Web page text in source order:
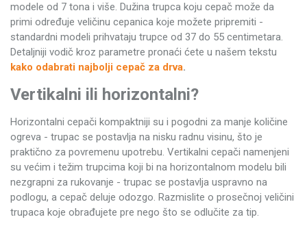
modele od 7 tona i više. Dužina trupca koju cepač može da
primi određuje veličinu cepanica koje možete pripremiti -
standardni modeli prihvataju trupce od 37 do 55 centimetara.
Detaljniji vodič kroz parametre pronaći ćete u našem tekstu
kako odabrati najbolji cepač za drva.
Vertikalni ili horizontalni?
Horizontalni cepači kompaktniji su i pogodni za manje količine
ogreva - trupac se postavlja na nisku radnu visinu, što je
praktično za povremenu upotrebu. Vertikalni cepači namenjeni
su većim i težim trupcima koji bi na horizontalnom modelu bili
nezgrapni za rukovanje - trupac se postavlja uspravno na
podlogu, a cepač deluje odozgo. Razmislite o prosečnoj veličini
trupaca koje obrađujete pre nego što se odlučite za tip.